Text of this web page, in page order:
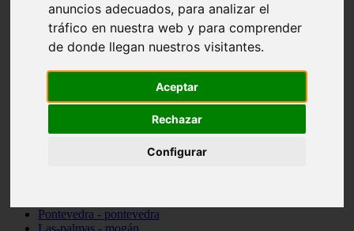
anuncios adecuados, para analizar el
tráfico en nuestra web y para comprender
de donde llegan nuestros visitantes.
Aceptar
Rechazar
Configurar
Almería - roquetas-de-mar
Girona - tossa-de-mar
Barcelona - sant-cugat-del-vallès
Alicante - l39alfàs-del-pi
Barcelona - vilanova-i-la-geltrú
Castellón - peñíscola
Illes-balears - sant-josep-de-sa-talaia
Pontevedra - pontevedra
Las-palmas - mogán